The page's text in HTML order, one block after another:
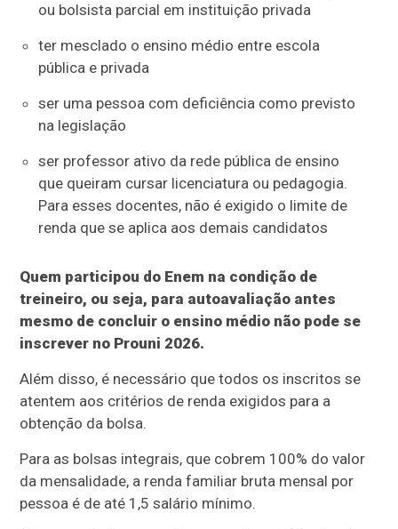
ou bolsista parcial em instituição privada
ter mesclado o ensino médio entre escola
pública e privada
ser uma pessoa com deficiência como previsto
na legislação
ser professor ativo da rede pública de ensino
que queiram cursar licenciatura ou pedagogia.
Para esses docentes, não é exigido o limite de
renda que se aplica aos demais candidatos
Quem participou do Enem na condição de
treineiro, ou seja, para autoavaliação antes
mesmo de concluir o ensino médio não pode se
inscrever no Prouni 2026.
Além disso, é necessário que todos os inscritos se
atentem aos critérios de renda exigidos para a
obtenção da bolsa.
Para as bolsas integrais, que cobrem 100% do valor
da mensalidade, a renda familiar bruta mensal por
pessoa é de até 1,5 salário mínimo.